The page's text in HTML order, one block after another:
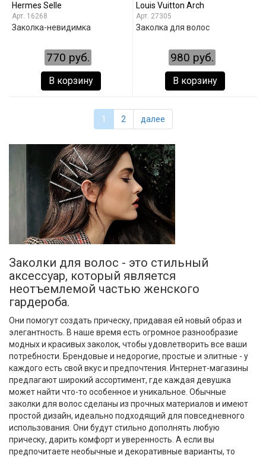
Hermes Selle
16268
Заколка-невидимка
770 руб.
В корзину
Louis Vuitton Arch
27305
Заколка для волос
980 руб.
В корзину
1 2 далее
Заколки для волос - это стильный
аксессуар, который является
неотъемлемой частью женского
гардероба.
Они помогут создать прическу, придавая ей новый образ и
элегантность. В наше время есть огромное разнообразие
модных и красивых заколок, чтобы удовлетворить все ваши
потребности. Брендовые и недорогие, простые и элитные - у
каждого есть свой вкус и предпочтения. Интернет-магазины
предлагают широкий ассортимент, где каждая девушка
может найти что-то особенное и уникальное. Обычные
заколки для волос сделаны из прочных материалов и имеют
простой дизайн, идеально подходящий для повседневного
использования. Они будут стильно дополнять любую
прическу, дарить комфорт и уверенность. А если вы
предпочитаете необычные и декоративные варианты, то